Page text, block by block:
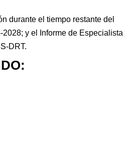
durante el tiempo restante del
y el Informe de Especialista
DRT.